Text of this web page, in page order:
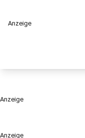
Anzeige
Anzeige
Anzeige